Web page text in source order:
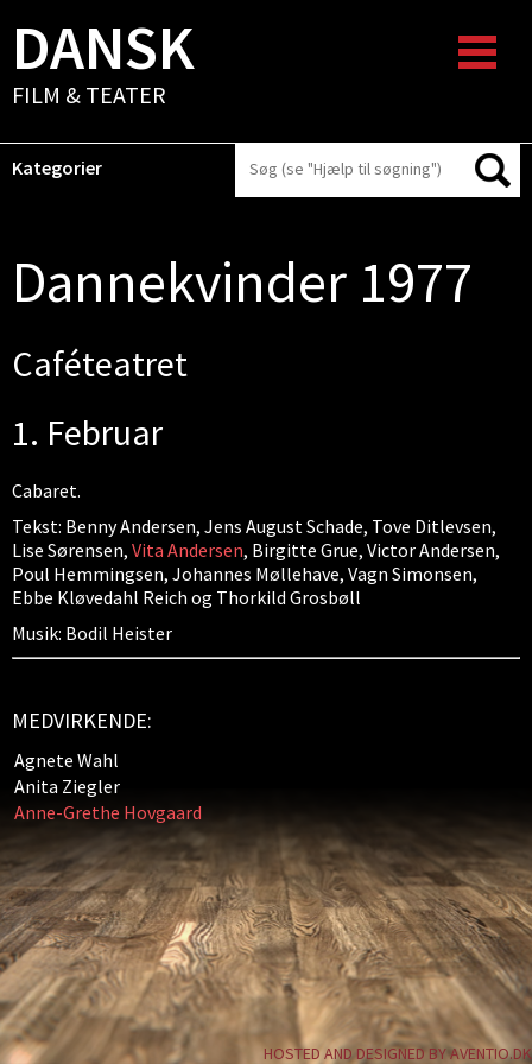
DANSK
FILM & TEATER
Kategorier
Dannekvinder 1977
Caféteatret
1. Februar
Cabaret.
Tekst: Benny Andersen, Jens August Schade, Tove Ditlevsen,
Lise Sørensen, Vita Andersen, Birgitte Grue, Victor Andersen,
Poul Hemmingsen, Johannes Møllehave, Vagn Simonsen,
Ebbe Kløvedahl Reich og Thorkild Grosbøll
Musik: Bodil Heister
MEDVIRKENDE:
Agnete Wahl
Anita Ziegler
Anne-Grethe Hovgaard
HOSTED AND DESIGNED BY AVENTIO.DK